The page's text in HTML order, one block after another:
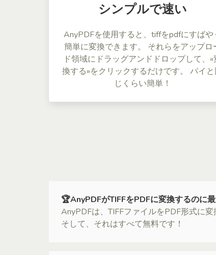
シンプルで速い
AnyPDFを使用すると、tiffをpdfにすばや
簡単に変換できます。 それらをアップロ
ド領域にドラッグアンドドロップして、«
換する»をクリックするだけです。 パイと
じくらい簡単！
🏆AnyPDFがTIFFをPDFに変換するのに
AnyPDFは、TIFFファイルをPDF形式に
そして、それはすべて無料です！